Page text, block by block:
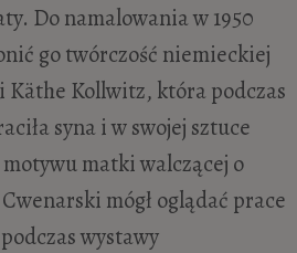
Do namalowania w 1950
go twórczość niemieckiej
Kollwitz, która podczas
syna i w swojej sztuce
motywu matki walczącej o
mógł oglądać prace
wystawy